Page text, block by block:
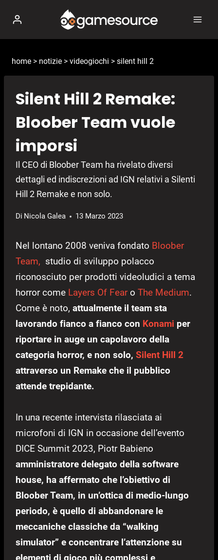
contenuto
home > notizie > videogiochi > silent hill 2
Silent Hill 2 Remake:
Bloober Team vuole
imporsi
Il CEO di Bloober Team ha rivelato diversi
dettagli ed indiscrezioni ad IGN relativi a Silenti
Hill 2 Remake e non solo.
Di Nicola Galea 13 Marzo 2023
Nel lontano 2008 veniva fondato Bloober
Team, studio di sviluppo polacco
riconosciuto per prodotti videoludici a tema
horror come Layers Of Fearo The Medium.
Come è noto, attualmente il team sta
lavorando fianco a fianco con Konami per
riportare in auge un capolavoro della
categoria horror, e non solo, Silent Hill 2
attraverso un Remake che il pubblico
attende trepidante.
In una recente intervista rilasciata ai
microfoni di IGN in occasione dell’evento
DICE Summit 2023, Piotr Babieno
amministratore delegato della software
house, ha affermato che l’obiettivo di
Bloober Team, in un’ottica di medio-lungo
periodo, è quello di abbandonare le
meccaniche classiche da “walking
simulator” e concentrare l’attenzione su